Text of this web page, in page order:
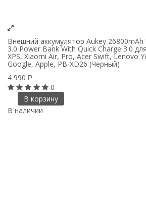
Внешний аккумулятор Aukey 26800mAh
3.0 Power Bank With Quick Charge 3.0
XPS, Xiaomi Air, Pro, Acer Swift, Lenovo
Google, Apple, PB-XD26 (Черный)
4 990 Р
0
В корзину
В наличии